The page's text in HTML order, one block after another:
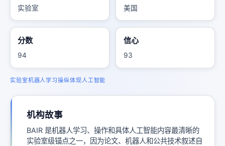
实验室 美国
分数
94
信心
93
实验室机器人学习操纵体现人工智能
机构故事
BAIR 是机器人学习、操作和具体人工智能内容最清晰的
实验室级锚点之一，因为论文、机器人和公共技术叙述自